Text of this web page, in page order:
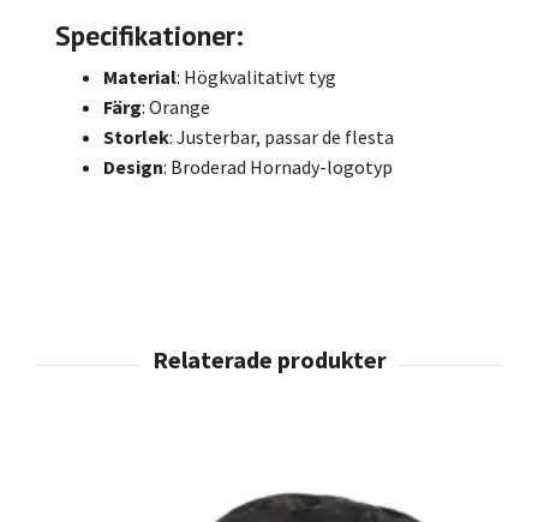
Specifikationer:
Material: Högkvalitativt tyg
Färg: Orange
Storlek: Justerbar, passar de flesta
Design: Broderad Hornady-logotyp